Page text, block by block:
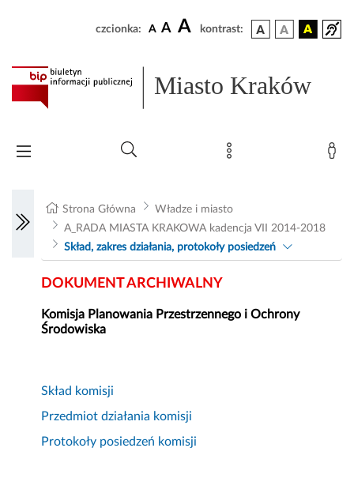
czcionka: A A A kontrast:
Miasto Kraków
Strona Główna
Władze i miasto
A_RADA MIASTA KRAKOWA kadencja VII 2014-2018
Skład, zakres działania, protokoły posiedzeń
DOKUMENT ARCHIWALNY
Komisja Planowania Przestrzennego i Ochrony
Środowiska
Skład komisji
Przedmiot działania komisji
Protokoły posiedzeń komisji